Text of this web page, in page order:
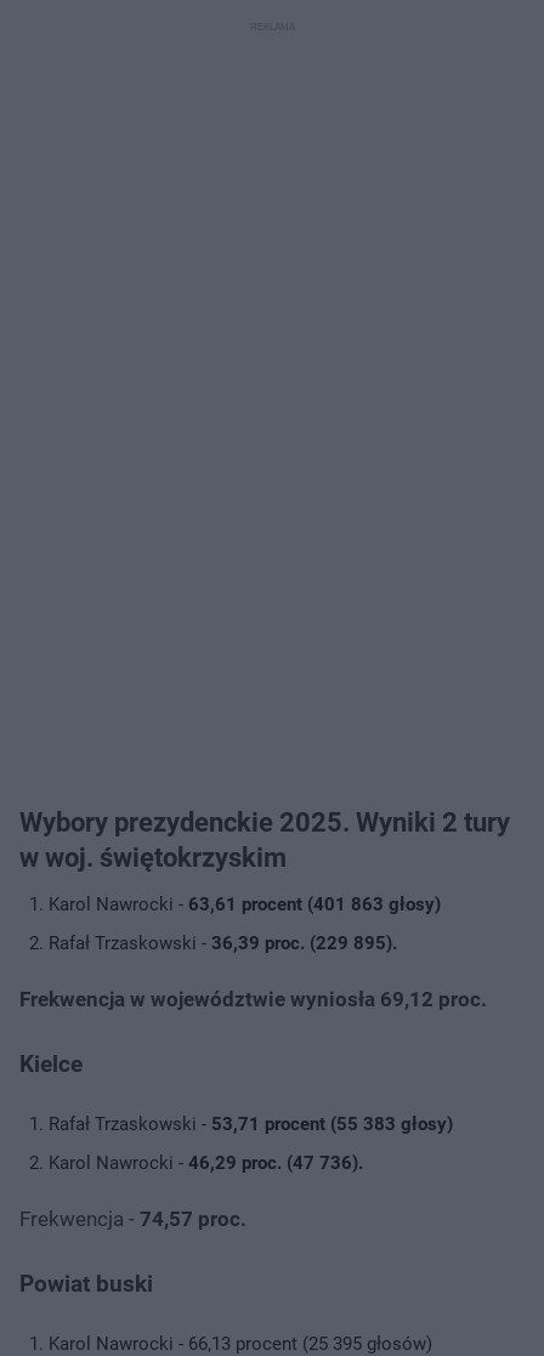
Wybory prezydenckie 2025. Wyniki 2 tury
w woj. świętokrzyskim
Karol Nawrocki - 63,61 procent (401 863 głosy)
Rafał Trzaskowski - 36,39 proc. (229 895).
Frekwencja w województwie wyniosła 69,12 proc.
Kielce
Rafał Trzaskowski - 53,71 procent (55 383 głosy)
Karol Nawrocki - 46,29 proc. (47 736).
Frekwencja - 74,57 proc.
Powiat buski
Karol Nawrocki - 66,13 procent (25 395 głosów)